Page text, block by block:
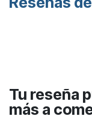
Tu reseña
más a